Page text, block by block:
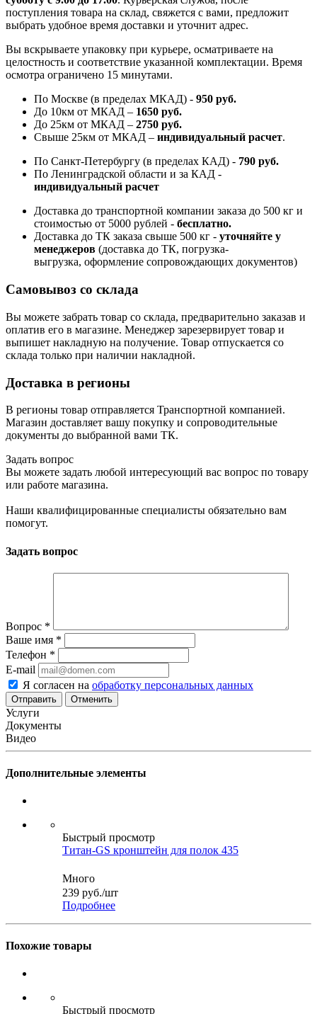
поступления товара на склад, свяжется с вами, предложит
выбрать удобное время доставки и уточнит адрес.
Вы вскрываете упаковку при курьере, осматриваете на
целостность и соответствие указанной комплектации. Время
осмотра ограничено 15 минутами.
По Москве (в пределах МКАД) - 950 руб.
До 10км от МКАД – 1650 руб.
До 25км от МКАД – 2750 руб.
Свыше 25км от МКАД – индивидуальный расчет.
По Санкт-Петербургу (в пределах КАД) - 790 руб.
По Ленинградской области и за КАД -
индивидуальный расчет
Доставка до транспортной компании заказа до 500 кг и
стоимостью от 5000 рублей - бесплатно.
Доставка до ТК заказа свыше 500 кг - уточняйте у
менеджеров (доставка до ТК, погрузка-
выгрузка, оформление сопровождающих документов)
Самовывоз со склада
Вы можете забрать товар со склада, предварительно заказав и
оплатив его в магазине. Менеджер зарезервирует товар и
выпишет накладную на получение. Товар отпускается со
склада только при наличии накладной.
Доставка в регионы
В регионы товар отправляется Транспортной компанией.
Магазин доставляет вашу покупку и сопроводительные
документы до выбранной вами ТК.
Задать вопрос
Вы можете задать любой интересующий вас вопрос по товару
или работе магазина.
Наши квалифицированные специалисты обязательно вам
помогут.
Задать вопрос
Вопрос *
Ваше имя *
Телефон *
E-mail
Я согласен на обработку персональных данных
Отменить
Услуги
Документы
Видео
Дополнительные элементы
Быстрый просмотр
Титан-GS кронштейн для полок 435
Много
239 руб./шт
Подробнее
Похожие товары
Быстрый просмотр